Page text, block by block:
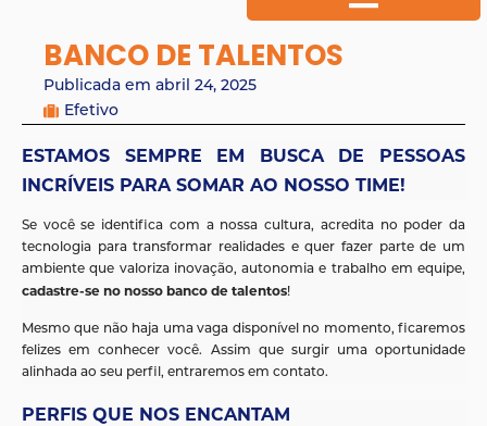
BANCO DE TALENTOS
Publicada em abril 24, 2025
Efetivo
ESTAMOS SEMPRE EM BUSCA DE PESSOAS
INCRÍVEIS PARA SOMAR AO NOSSO TIME!
Se você se identifica com a nossa cultura, acredita no poder da
tecnologia para transformar realidades e quer fazer parte de um
ambiente que valoriza inovação, autonomia e trabalho em equipe,
cadastre-se no nosso banco de talentos!
Mesmo que não haja uma vaga disponível no momento, ficaremos
felizes em conhecer você. Assim que surgir uma oportunidade
alinhada ao seu perfil, entraremos em contato.
PERFIS QUE NOS ENCANTAM